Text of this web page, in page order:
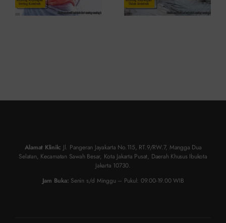
Alamat Klinik: Jl. Pangeran Jayakarta No.115, RT.9/RW.7, Mangga Dua
Selatan, Kecamatan Sawah Besar, Kota Jakarta Pusat, Daerah Khusus Ibukota
Jakarta 10730.
Jam Buka: Senin s/d Minggu – Pukul: 09.00-19.00 WIB